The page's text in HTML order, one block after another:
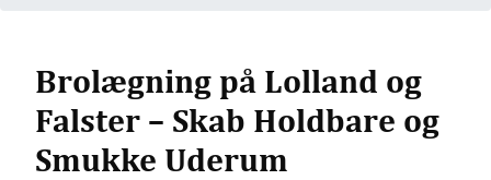
Health
Insurance
Brolægning på Lolland og
Falster – Skab Holdbare og
Smukke Uderum